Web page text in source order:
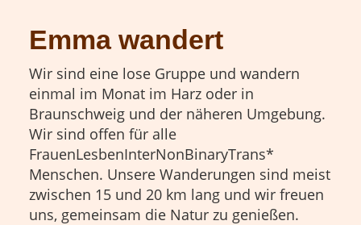
Emma wandert
Wir sind eine lose Gruppe und wandern
einmal im Monat im Harz oder in
Braunschweig und der näheren Umgebung.
Wir sind offen für alle
FrauenLesbenInterNonBinaryTrans*
Menschen. Unsere Wanderungen sind meist
zwischen 15 und 20 km lang und wir freuen
uns, gemeinsam die Natur zu genießen.